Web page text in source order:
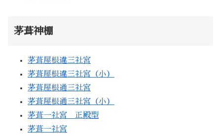
茅葺神棚
茅葺屋根違三社宮
茅葺屋根違三社宮（小）
茅葺屋根通三社宮
茅葺屋根通三社宮（小）
茅葺一社宮 正殿型
茅葺一社宮